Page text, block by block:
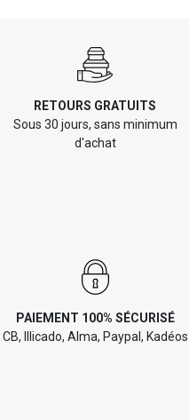
RETOURS GRATUITS
Sous 30 jours, sans minimum
d'achat
PAIEMENT 100% SÉCURISÉ
CB, Illicado, Alma, Paypal, Kadéos